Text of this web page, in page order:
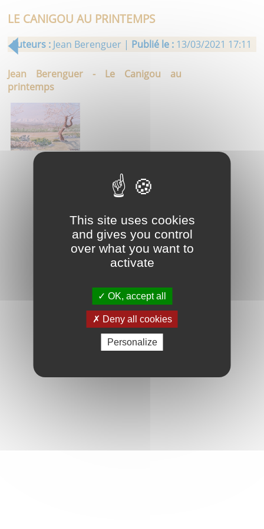
LE CANIGOU AU PRINTEMPS
Auteurs : Jean Berenguer | Publié le : 13/03/2021 17:11
Jean Berenguer - Le Canigou au
printemps
This site uses cookies
and gives you control
over what you want to
activate
OK, accept all
Deny all cookies
Personalize